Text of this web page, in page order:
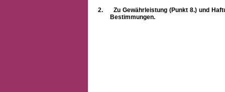
2.
Zu Gewährleistung (Punkt 8.) und
Bestimmungen.